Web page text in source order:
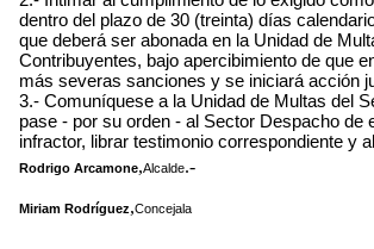
dentro del plazo de 30 (treinta) días
que deberá ser abonada en la Unidad de
Contribuyentes, bajo apercibimiento de que
más severas sanciones y se iniciará acción
3.- Comuníquese a la Unidad de Multas del
pase - por su orden - al Sector Despacho de
infractor, librar testimonio correspondiente y
Rodrigo Arcamone,Alcalde.-
Miriam Rodríguez,Concejala